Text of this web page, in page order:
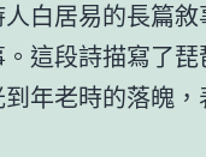
人白居易的長篇
這段詩描寫了琵
年老時的落魄